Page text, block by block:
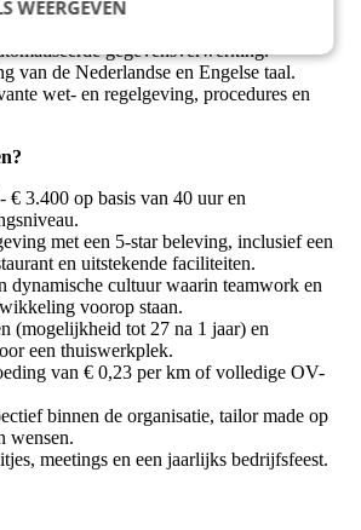
methodes aan en voert deze uit.
gegevensverwerking.
van de Nederlandse en Engelse taal.
wet- en regelgeving, procedures en
€ 3.400 op basis van 40 uur en
met een 5-star beleving, inclusief een
en uitstekende faciliteiten.
dynamische cultuur waarin teamwork en
voorop staan.
(mogelijkheid tot 27 na 1 jaar) en
een thuiswerkplek.
van € 0,23 per km of volledige OV-
binnen de organisatie, tailor made op
wensen.
meetings en een jaarlijks bedrijfsfeest.
WEERGEVEN